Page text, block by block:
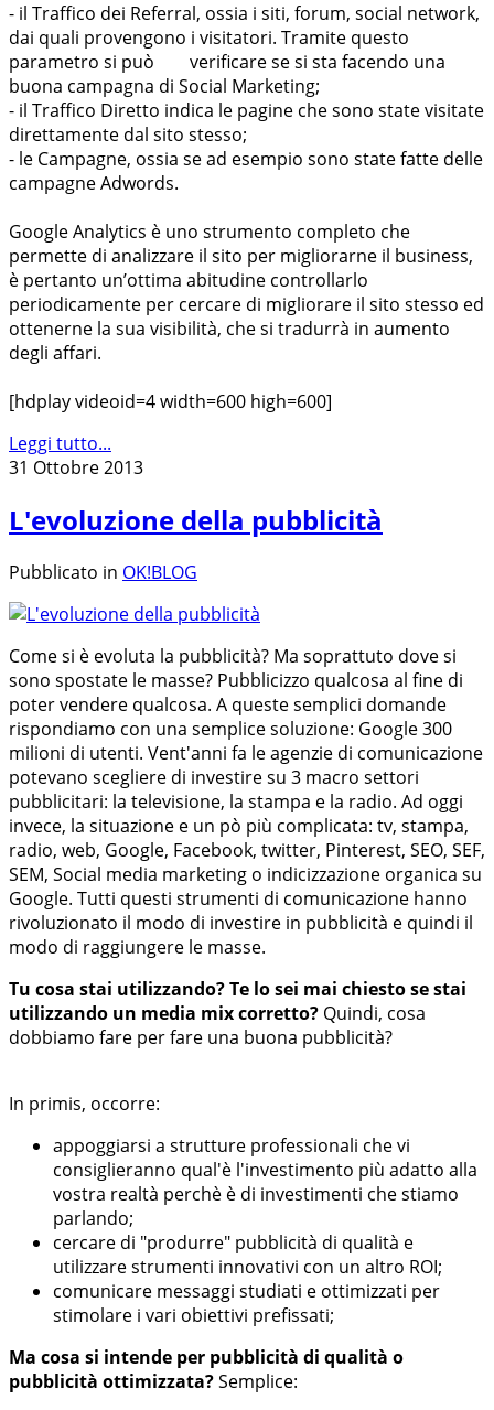
- il Traffico dei Referral, ossia i siti, forum, social network,
dai quali provengono i visitatori. Tramite questo
parametro si può verificare se si sta facendo una
buona campagna di Social Marketing;
- il Traffico Diretto indica le pagine che sono state visitate
direttamente dal sito stesso;
- le Campagne, ossia se ad esempio sono state fatte delle
campagne Adwords.
Google Analytics è uno strumento completo che
permette di analizzare il sito per migliorarne il business,
è pertanto un’ottima abitudine controllarlo
periodicamente per cercare di migliorare il sito stesso ed
ottenerne la sua visibilità, che si tradurrà in aumento
degli affari.
[hdplay videoid=4 width=600 high=600]
Leggi tutto...
31 Ottobre 2013
L'evoluzione della pubblicità
Pubblicato in OK!BLOG
Come si è evoluta la pubblicità? Ma soprattuto dove si
sono spostate le masse? Pubblicizzo qualcosa al fine di
poter vendere qualcosa. A queste semplici domande
rispondiamo con una semplice soluzione: Google 300
milioni di utenti. Vent'anni fa le agenzie di comunicazione
potevano scegliere di investire su 3 macro settori
pubblicitari: la televisione, la stampa e la radio. Ad oggi
invece, la situazione e un pò più complicata: tv, stampa,
radio, web, Google, Facebook, twitter, Pinterest, SEO, SEF,
SEM, Social media marketing o indicizzazione organica su
Google. Tutti questi strumenti di comunicazione hanno
rivoluzionato il modo di investire in pubblicità e quindi il
modo di raggiungere le masse.
Tu cosa stai utilizzando?Te lo sei mai chiesto se stai
utilizzando un media mix corretto? Quindi, cosa
dobbiamo fare per fare una buona pubblicità?
In primis, occorre:
appoggiarsi a strutture professionali che vi
consiglieranno qual'è l'investimento più adatto alla
vostra realtà perchè è di investimenti che stiamo
parlando;
cercare di "produrre" pubblicità di qualità e
utilizzare strumenti innovativi con un altro ROI;
comunicare messaggi studiati e ottimizzati per
stimolare i vari obiettivi prefissati;
Ma cosa si intende per pubblicità di qualità o
pubblicità ottimizzata?Semplice: